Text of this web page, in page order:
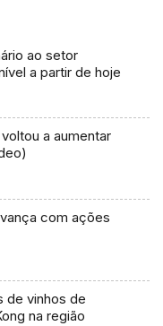
ao setor
a partir de hoje
a aumentar
com ações
de vinhos de
na região